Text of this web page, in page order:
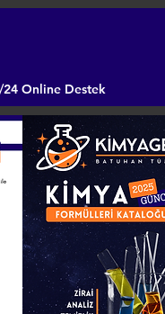
24 Online Destek